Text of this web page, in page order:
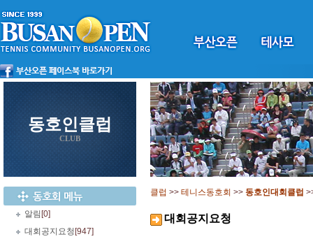
동호인클럽
CLUB
알림 [0]
대회공지요청 [947]
클럽 >> 테니스동호회 >> 동호인대회클럽
대회공지요청